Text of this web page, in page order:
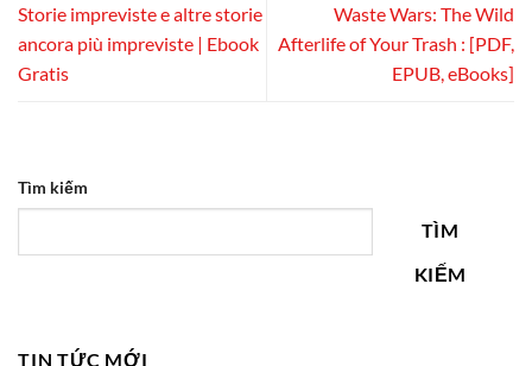
Storie impreviste e altre storie
ancora più impreviste | Ebook
Gratis
Waste Wars: The Wild
Afterlife of Your Trash : [PDF,
EPUB, eBooks]
Tìm kiếm
TÌM
KIẾM
TIN TỨC MỚI